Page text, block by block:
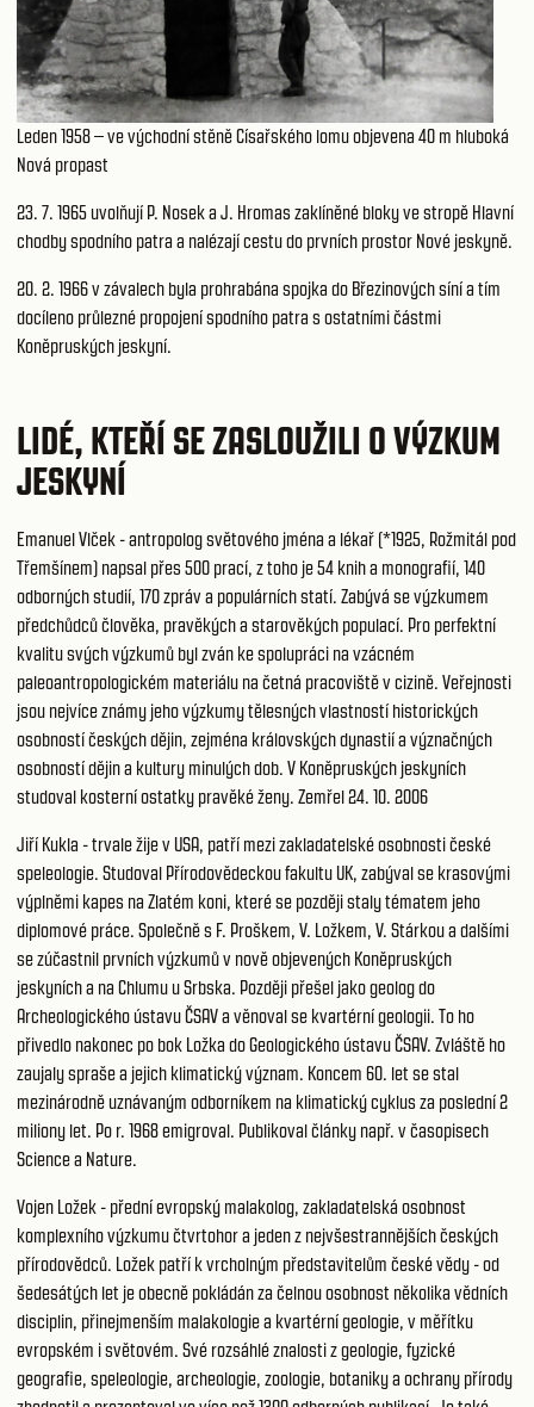
Leden 1958 – ve východní stěně Císařského lomu objevena 40 m hluboká
Nová propast
23. 7. 1965 uvolňují P. Nosek a J. Hromas zaklíněné bloky ve stropě Hlavní
chodby spodního patra a nalézají cestu do prvních prostor Nové jeskyně.
20. 2. 1966 v závalech byla prohrabána spojka do Březinových síní a tím
docíleno průlezné propojení spodního patra s ostatními částmi
Koněpruských jeskyní.
LIDÉ, KTEŘÍ SE ZASLOUŽILI O VÝZKUM
JESKYNÍ
Emanuel Vlček - antropolog světového jména a lékař (*1925, Rožmitál pod
Třemšínem) napsal přes 500 prací, z toho je 54 knih a monografií, 140
odborných studií, 170 zpráv a populárních statí. Zabývá se výzkumem
předchůdců člověka, pravěkých a starověkých populací. Pro perfektní
kvalitu svých výzkumů byl zván ke spolupráci na vzácném
paleoantropologickém materiálu na četná pracoviště v cizině. Veřejnosti
jsou nejvíce známy jeho výzkumy tělesných vlastností historických
osobností českých dějin, zejména královských dynastií a význačných
osobností dějin a kultury minulých dob. V Koněpruských jeskyních
studoval kosterní ostatky pravěké ženy. Zemřel 24. 10. 2006
Jiří Kukla - trvale žije v USA, patří mezi zakladatelské osobnosti české
speleologie. Studoval Přírodovědeckou fakultu UK, zabýval se krasovými
výplněmi kapes na Zlatém koni, které se později staly tématem jeho
diplomové práce. Společně s F. Proškem, V. Ložkem, V. Stárkou a dalšími
se zúčastnil prvních výzkumů v nově objevených Koněpruských
jeskyních a na Chlumu u Srbska. Později přešel jako geolog do
Archeologického ústavu ČSAV a věnoval se kvartérní geologii. To ho
přivedlo nakonec po bok Ložka do Geologického ústavu ČSAV. Zvláště ho
zaujaly spraše a jejich klimatický význam. Koncem 60. let se stal
mezinárodně uznávaným odborníkem na klimatický cyklus za poslední 2
miliony let. Po r. 1968 emigroval. Publikoval články např. v časopisech
Science a Nature.
Vojen Ložek - přední evropský malakolog, zakladatelská osobnost
komplexního výzkumu čtvrtohor a jeden z nejvšestrannějších českých
přírodovědců. Ložek patří k vrcholným představitelům české vědy - od
šedesátých let je obecně pokládán za čelnou osobnost několika vědních
disciplin, přinejmenším malakologie a kvartérní geologie, v měřítku
evropském i světovém. Své rozsáhlé znalosti z geologie, fyzické
geografie, speleologie, archeologie, zoologie, botaniky a ochrany přírody